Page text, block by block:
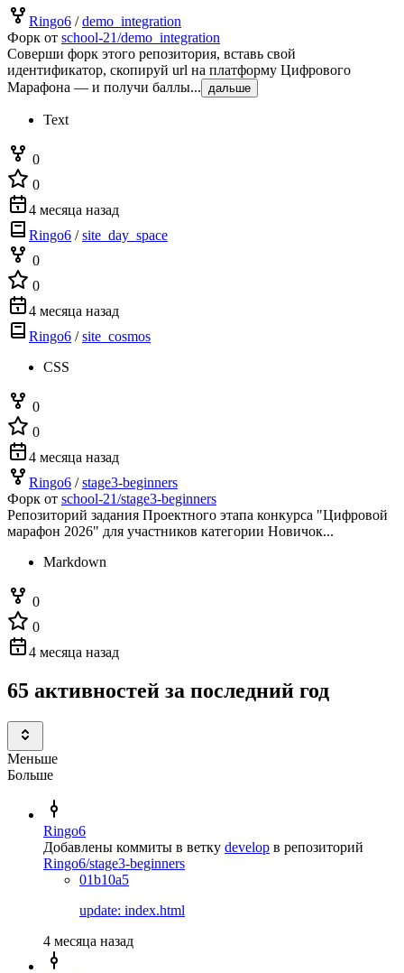
Ringo6 /demo_integration
Форк от school-21/demo_integration
Соверши форк этого репозитория, вставь свой
идентификатор, скопируй url на платформу Цифрового
Марафона — и получи баллы... дальше
Text
0
0
4 месяца назад
Ringo6 /site_day_space
0
0
4 месяца назад
Ringo6 /site_cosmos
CSS
0
0
4 месяца назад
Ringo6 /stage3-beginners
Форк от school-21/stage3-beginners
Репозиторий задания Проектного этапа конкурса "Цифровой
марафон 2026" для участников категории Новичок...
Markdown
0
0
4 месяца назад
65 активностей за последний год
Меньше
Больше
Ringo6
Добавлены коммиты в ветку develop в репозиторий
Ringo6/stage3-beginners
01b10a5
update: index.html
4 месяца назад